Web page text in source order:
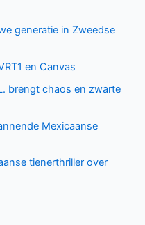
generatie in Zweedse
en Canvas
brengt chaos en zwarte
Mexicaanse
tienerthriller over